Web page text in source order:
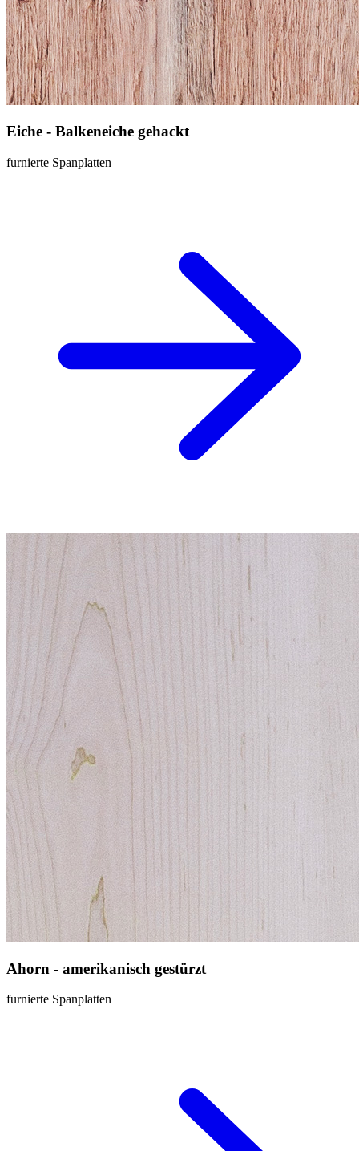
Eiche - Balkeneiche gehackt
furnierte Spanplatten
Ahorn - amerikanisch gestürzt
furnierte Spanplatten